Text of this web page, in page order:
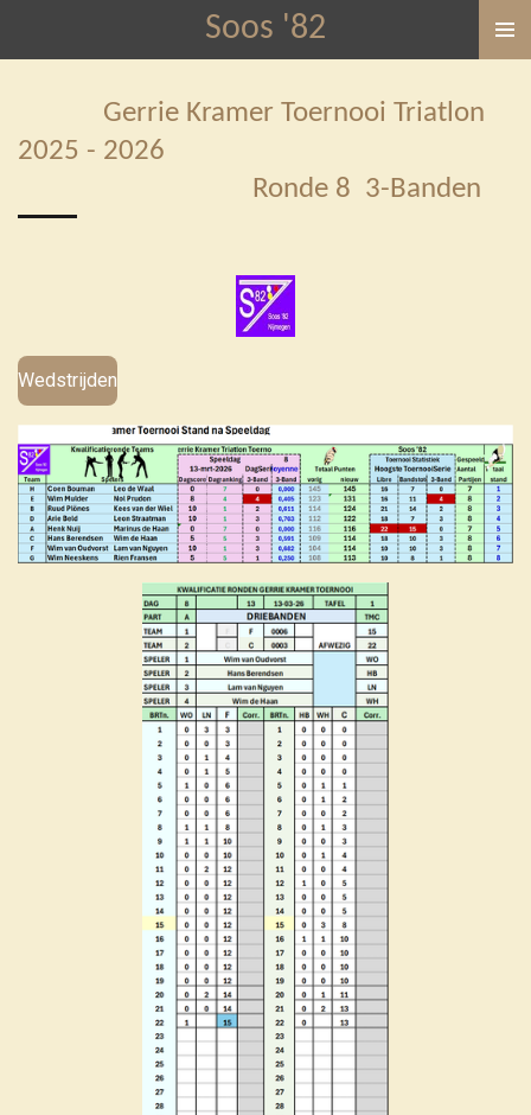
direct
hoofdinhoud
Soos '82
Gerrie Kramer Toernooi Triatlon
2025 - 2026
Ronde 8 3-Banden
Wedstrijden